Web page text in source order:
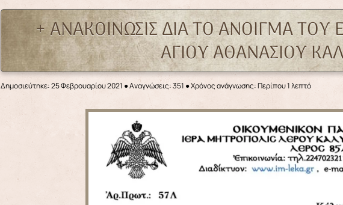
+ ΑΝΑΚΟΙΝΩΣΙΣ ΔΙΑ ΤΟ ΑΝΟΙΓΜΑ
ΑΓΙΟΥ ΑΘΑΝΑΣΙΟΥ
Δημοσιεύτηκε: 25 Φεβρουαρίου 2021 ●Αναγνώσεις: 351 ● Χρόνος ανάγνωσης: Περίπου 1 λεπτό